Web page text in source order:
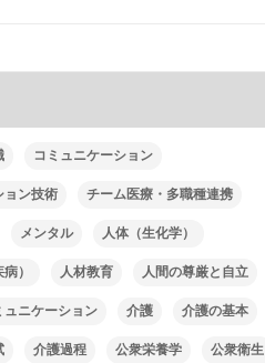
コミュニケーション
ョン技術 チーム医療・多職種連携
メンタル 人体（生化学）
） 人材教育 人間の尊厳と自立
ュニケーション 介護 介護の基本
介護過程 公衆栄養学 公衆衛生